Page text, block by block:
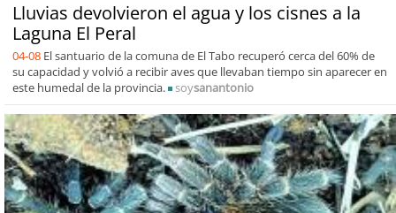
Lluvias devolvieron el agua y los cisnes a la
Laguna El Peral
04-08 El santuario de la comuna de El Tabo recuperó cerca del 60% de
su capacidad y volvió a recibir aves que llevaban tiempo sin aparecer en
este humedal de la provincia.
soysanantonio